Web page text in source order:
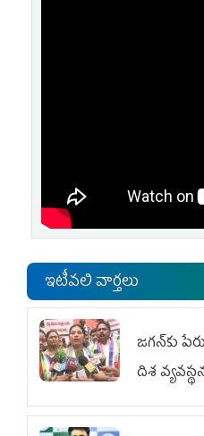
ఇటీవలి వార్తలు
జగన్‌కు
దిశ